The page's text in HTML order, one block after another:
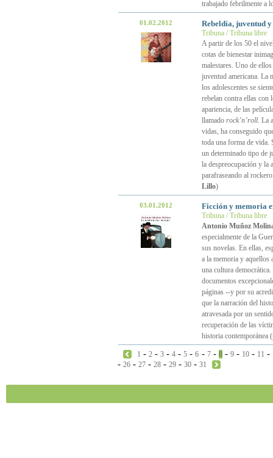
trabajado febrilmente a
01.02.2012 Rebeldía, juventud
Tribuna / Tribuna libre
A partir de los 50 el
cotas de bienestar
malestares. Uno de
juventud americana. La
los adolescentes se
rebelan contra ellas con
apariencia, de las
llamado rock’n’roll. La
vidas, ha conseguido
toda una forma de vida.
un determinado tipo de
la despreocupación y la
parafraseando al
Lillo)
03.01.2012 Ficción y memoria
Tribuna / Tribuna libre
Antonio Muñoz
especialmente de la
sus novelas. En ellas,
a la memoria y aquellos
una cultura
documentos
páginas --y por su
que la narración del
atravesada por un
recuperación de las
historia contemporánea
1 -2 -3 -4 -5 -6 - 7- 8- 9- 10- 11 -
- 26 - 27 - 28 - 29 - 30 - 31